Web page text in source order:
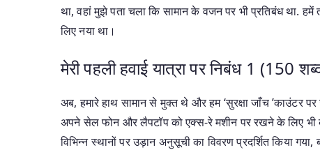
था, वहां मुझे पता चला कि सामान के वजन पर भी प्रतिबंध था. हमें
लिए नया था।
मेरी पहली हवाई यात्रा पर निबंध 1 (150
अब, हमारे हाथ सामान से मुक्त थे और हम ‘सुरक्षा जाँच ’काउंटर पर
अपने सेल फोन और लैपटॉप को एक्स-रे मशीन पर रखने के लिए भी
विभिन्न स्थानों पर उड़ान अनुसूची का विवरण प्रदर्शित किया